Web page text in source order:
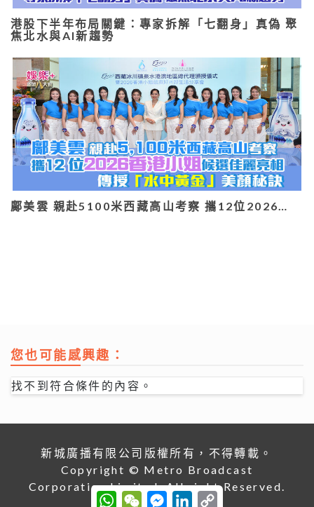
港股下半年布局關鍵：專家拆解「七翻身」真偽 聚
焦北水與AI新趨勢
鄺美雲 親赴5100米西藏高山考察 攜12位2026…
您也可能感興趣：
找不到符合條件的內容。
新城廣播有限公司版權所有，不得轉載。
Copyright © Metro Broadcast
Corporation Limited. All right Reserved.
W
W
M
L